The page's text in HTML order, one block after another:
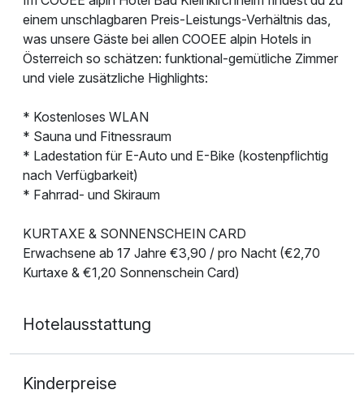
einem unschlagbaren Preis-Leistungs-Verhältnis das,
was unsere Gäste bei allen COOEE alpin Hotels in
Österreich so schätzen: funktional-gemütliche Zimmer
und viele zusätzliche Highlights:
* Kostenloses WLAN
* Sauna und Fitnessraum
* Ladestation für E-Auto und E-Bike (kostenpflichtig
nach Verfügbarkeit)
* Fahrrad- und Skiraum
KURTAXE & SONNENSCHEIN CARD
Erwachsene ab 17 Jahre €3,90 / pro Nacht (€2,70
Kurtaxe & €1,20 Sonnenschein Card)
Hotelausstattung
Kinderpreise